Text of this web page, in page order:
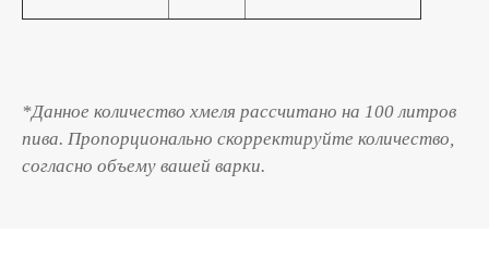
*Данное количество хмеля рассчитано на 100 литров
пива. Пропорционально скорректируйте количество,
согласно объему вашей варки.